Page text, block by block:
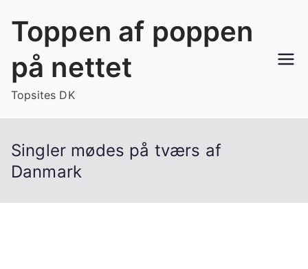
Toppen af poppen
på nettet
Topsites DK
Singler mødes på tværs af
Danmark